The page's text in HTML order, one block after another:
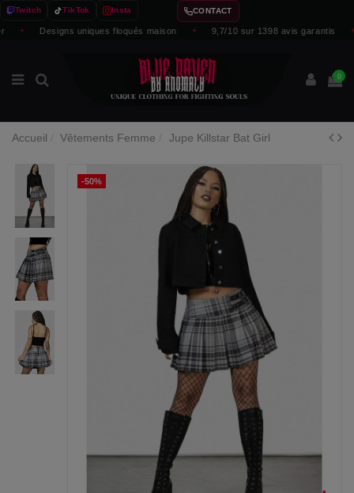
Twitch TikTok Insta
Designs uniques floqués maison 9,7/10 sur 1398 avis garantis
CONTACT
0
Accueil Vêtements Femme Jupe Killstar Bat Girl
-50%